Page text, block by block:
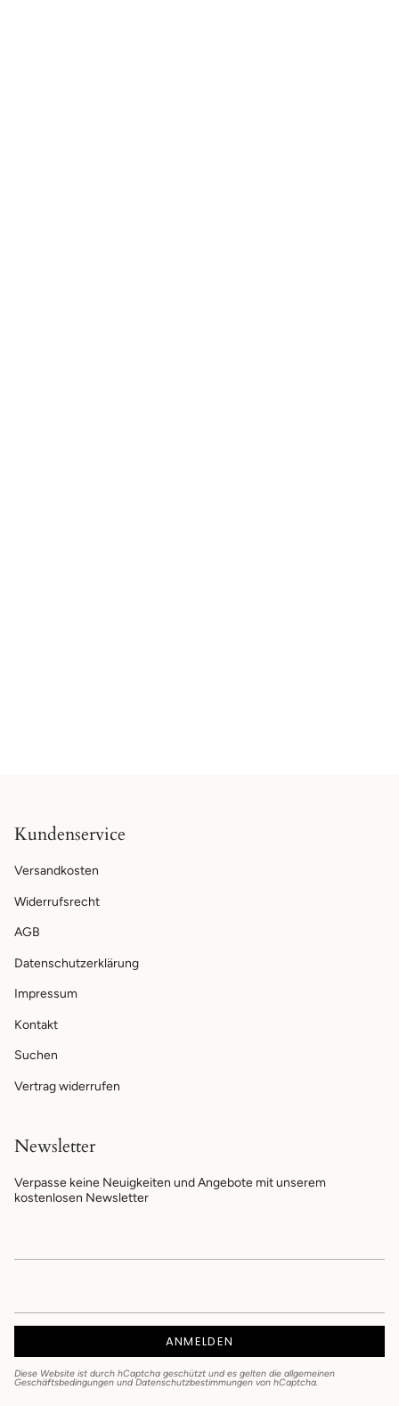
Kundenservice
Versandkosten
Widerrufsrecht
AGB
Datenschutzerklärung
Impressum
Kontakt
Suchen
Vertrag widerrufen
Newsletter
Verpasse keine Neuigkeiten und Angebote mit unserem
kostenlosen Newsletter
ANMELDEN
Diese Website ist durch hCaptcha geschützt und es gelten die allgemeinen
Geschäftsbedingungen und Datenschutzbestimmungen von hCaptcha.